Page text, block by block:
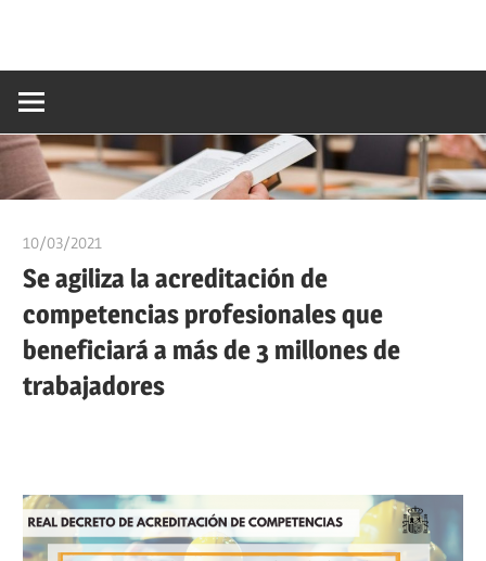
10/03/2021
Se agiliza la acreditación de
competencias profesionales que
beneficiará a más de 3 millones de
trabajadores